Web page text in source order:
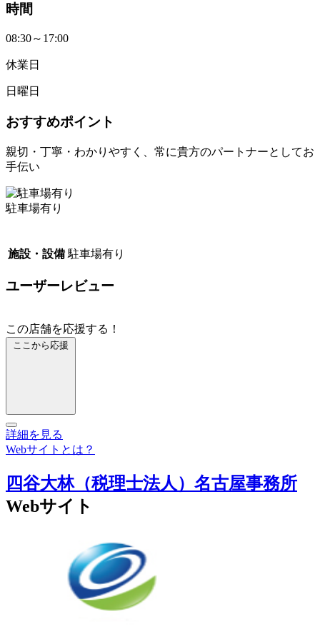
時間
08:30～17:00
休業日
日曜日
おすすめポイント
親切・丁寧・わかりやすく、常に貴方のパートナーとしてお
手伝い
駐車場有り
施設・設備 駐車場有り
ユーザーレビュー
この店舗を応援する！
ここから応援
詳細を見る
Webサイトとは？
四谷大林（税理士法人）名古屋事務所
Webサイト